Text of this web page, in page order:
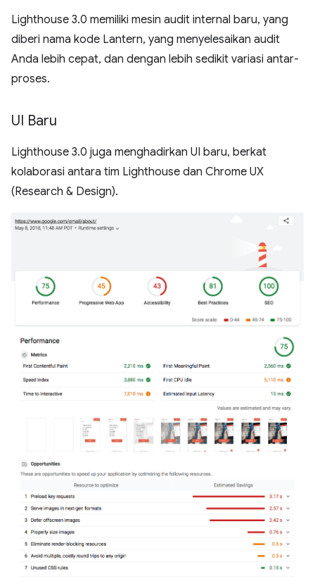
Lighthouse 3.0 memiliki mesin audit internal baru, yang
diberi nama kode Lantern, yang menyelesaikan audit
Anda lebih cepat, dan dengan lebih sedikit variasi antar-
proses.
UI Baru
Lighthouse 3.0 juga menghadirkan UI baru, berkat
kolaborasi antara tim Lighthouse dan Chrome UX
(Research & Design).